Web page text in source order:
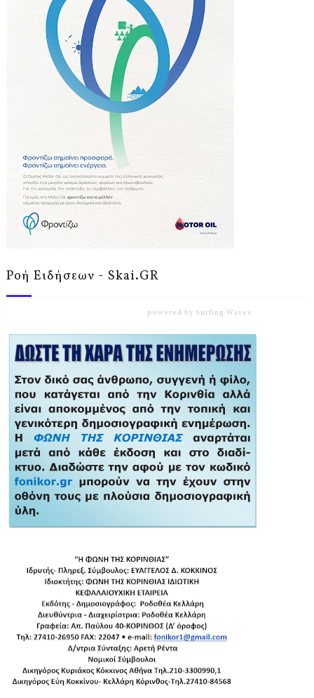
Ροή Ειδήσεων - Skai.GR
powered by Surfing Waves